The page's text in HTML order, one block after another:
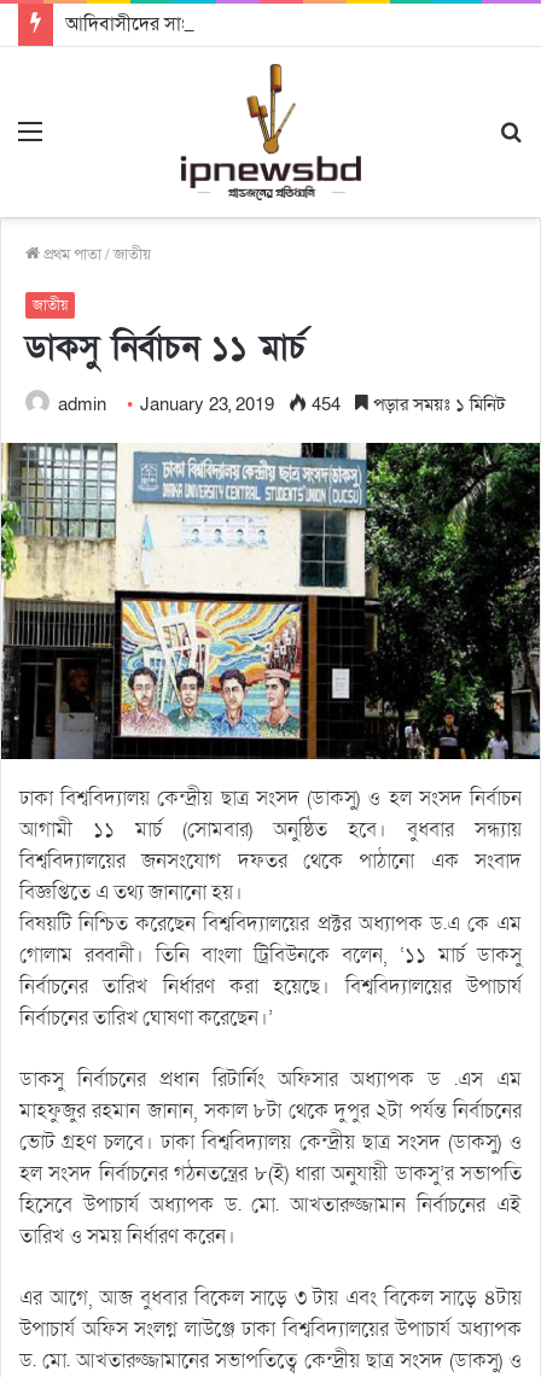
প্রথম পাতা/জাতীয়
জাতীয়
ডাকসু নির্বাচন ১১ মার্চ
admin January 23, 2019 454 পড়ার সময়ঃ ১ মিনিট
ঢাকা বিশ্ববিদ্যালয় কেন্দ্রীয় ছাত্র সংসদ (ডাকসু) ও হল সংসদ নির্বাচন
আগামী ১১ মার্চ (সোমবার) অনুষ্ঠিত হবে। বুধবার সন্ধ্যায়
বিশ্ববিদ্যালয়ের জনসংযোগ দফতর থেকে পাঠানো এক সংবাদ
বিজ্ঞপ্তিতে এ তথ্য জানানো হয়।
বিষয়টি নিশ্চিত করেছেন বিশ্ববিদ্যালয়ের প্রক্টর অধ্যাপক ড.এ কে এম
গোলাম রব্বানী। তিনি বাংলা ট্রিবিউনকে বলেন, ‘১১ মার্চ ডাকসু
নির্বাচনের তারিখ নির্ধারণ করা হয়েছে। বিশ্ববিদ্যালয়ের উপাচার্য
নির্বাচনের তারিখ ঘোষণা করেছেন।’
ডাকসু নির্বাচনের প্রধান রিটার্নিং অফিসার অধ্যাপক ড .এস এম
মাহফুজুর রহমান জানান, সকাল ৮টা থেকে দুপুর ২টা পর্যন্ত নির্বাচনের
ভোট গ্রহণ চলবে। ঢাকা বিশ্ববিদ্যালয় কেন্দ্রীয় ছাত্র সংসদ (ডাকসু) ও
হল সংসদ নির্বাচনের গঠনতন্ত্রের ৮(ই) ধারা অনুযায়ী ডাকসু’র সভাপতি
হিসেবে উপাচার্য অধ্যাপক ড. মো. আখতারুজ্জামান নির্বাচনের এই
তারিখ ও সময় নির্ধারণ করেন।
এর আগে, আজ বুধবার বিকেল সাড়ে ৩ টায় এবং বিকেল সাড়ে ৪টায়
উপাচার্য অফিস সংলগ্ন লাউঞ্জে ঢাকা বিশ্ববিদ্যালয়ের উপাচার্য অধ্যাপক
ড. মো. আখতারুজ্জামানের সভাপতিত্বে কেন্দ্রীয় ছাত্র সংসদ (ডাকসু) ও